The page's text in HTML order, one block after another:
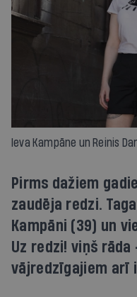
Ieva Kampāne un Reinis
Pirms dažiem
zaudēja redzi.
Kampāni (39) un
Uz redzi! viņš
vājredzīgajiem arī